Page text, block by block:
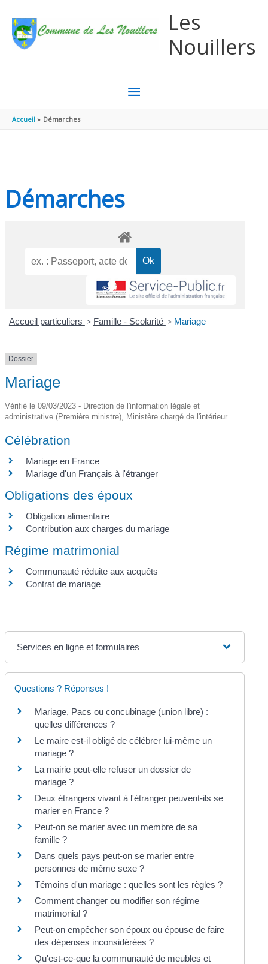
Les
Nouillers
MENU
Accueil Démarches
Démarches
Accueil particuliers > Famille - Scolarité > Mariage
Dossier
Mariage
Vérifié le 09/03/2023 - Direction de l'information légale et
administrative (Première ministre), Ministère chargé de l'intérieur
Célébration
Mariage en France
Mariage d'un Français à l'étranger
Obligations des époux
Obligation alimentaire
Contribution aux charges du mariage
Régime matrimonial
Communauté réduite aux acquêts
Contrat de mariage
Services en ligne et formulaires
Questions ? Réponses !
Mariage, Pacs ou concubinage (union libre) :
quelles différences ?
Le maire est-il obligé de célébrer lui-même un
mariage ?
La mairie peut-elle refuser un dossier de
mariage ?
Deux étrangers vivant à l'étranger peuvent-ils se
marier en France ?
Peut-on se marier avec un membre de sa
famille ?
Dans quels pays peut-on se marier entre
personnes de même sexe ?
Témoins d'un mariage : quelles sont les règles ?
Comment changer ou modifier son régime
matrimonial ?
Peut-on empêcher son époux ou épouse de faire
des dépenses inconsidérées ?
Qu'est-ce-que la communauté de meubles et